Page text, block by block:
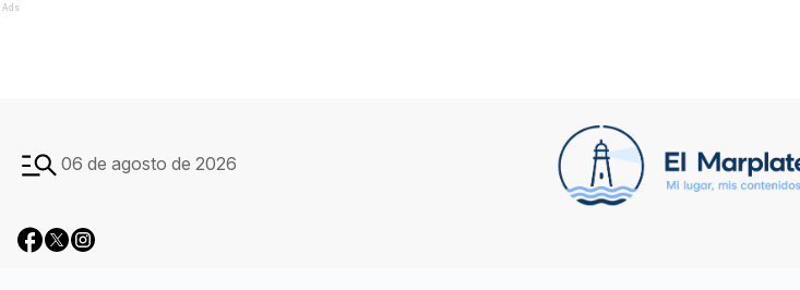
Ads
06 de agosto de 2026